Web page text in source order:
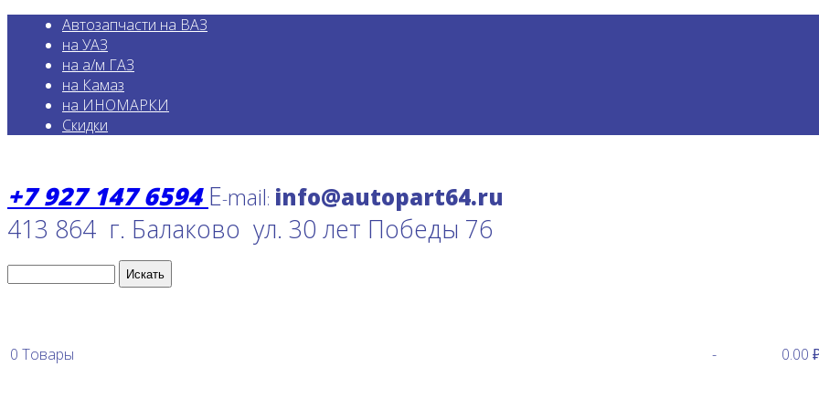
Автозапчасти на ВАЗ
на УАЗ
на а/м ГАЗ
на Камаз
на ИНОМАРКИ
Скидки
+7 927 147 6594 E-mail:
413 864 г. Балаково ул. 30 лет Победы 76
0 Товары -
0.00